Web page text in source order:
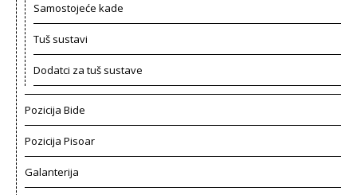
Samostojeće kade
Tuš sustavi
Dodatci za tuš sustave
Pozicija Bide
Pozicija Pisoar
Galanterija